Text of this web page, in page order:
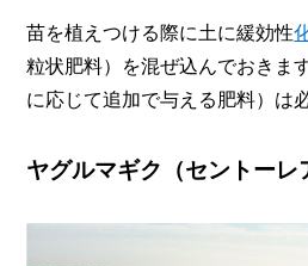
苗を植えつける際に土に緩効性
粒状肥料）を混ぜ込んでおきま
に応じて追加で与える肥料）は
ヤグルマギク（セントーレ